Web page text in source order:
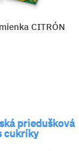
CITRÓN
priedušková
cukríky